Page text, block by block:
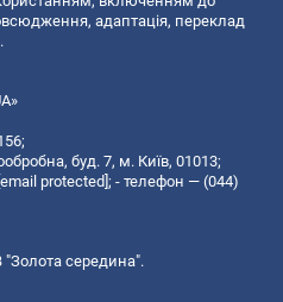
адаптація, переклад
буд. 7, м. Київ, 01013;
[email protected] ; - телефон — (044)
"Золота середина".